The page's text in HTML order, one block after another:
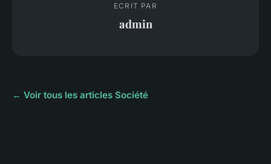
ECRIT PAR
admin
← Voir tous les articles Société